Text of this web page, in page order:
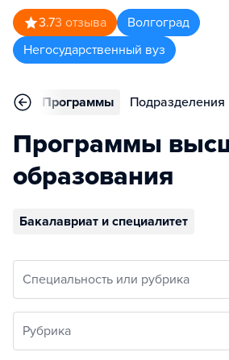
3.73 отзыва
Волгоград
Негосударственный вуз
Программы Подразделения
Программы
образования
Бакалавриат и специалитет
Специальность или рубрика
Рубрика